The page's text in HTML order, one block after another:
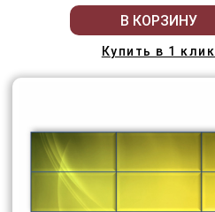
В КОРЗИНУ
Купить в 1 клик